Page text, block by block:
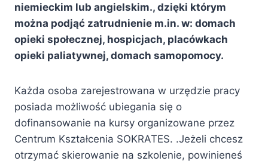
niemieckim lub angielskim., dzięki którym
można podjąć zatrudnienie m.in. w: domach
opieki społecznej, hospicjach, placówkach
opieki paliatywnej, domach samopomocy.
Każda osoba zarejestrowana w urzędzie pracy
posiada możliwość ubiegania się o
dofinansowanie na kursy organizowane przez
Centrum Kształcenia SOKRATES. .Jeżeli chcesz
otrzymać skierowanie na szkolenie, powinieneś